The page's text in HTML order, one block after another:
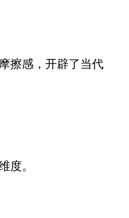
擦感，开辟了当代
度。